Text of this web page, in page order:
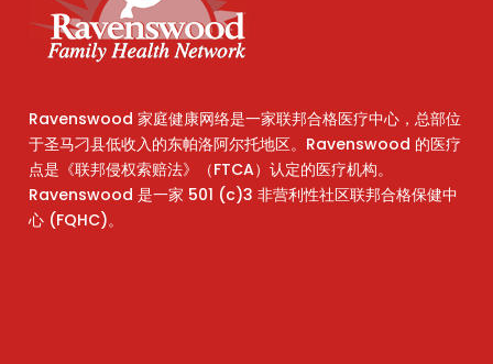
Ravenswood 家庭健康网络是一家联邦合格医疗中心，总部位
于圣马刁县低收入的东帕洛阿尔托地区。Ravenswood 的医疗
点是《联邦侵权索赔法》（FTCA）认定的医疗机构。
Ravenswood 是一家 501 (c)3 非营利性社区联邦合格保健中
心 (FQHC)。